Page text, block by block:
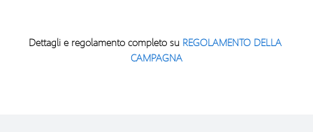
Dettagli e regolamento completo su REGOLAMENTO DELLA
CAMPAGNA